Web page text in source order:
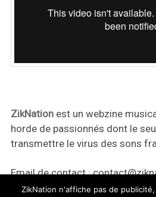
ZikNationest un webzine
horde de passionnés dont le
transmettre le virus des sons
Email de contact :
ZikNation n'affiche pas de